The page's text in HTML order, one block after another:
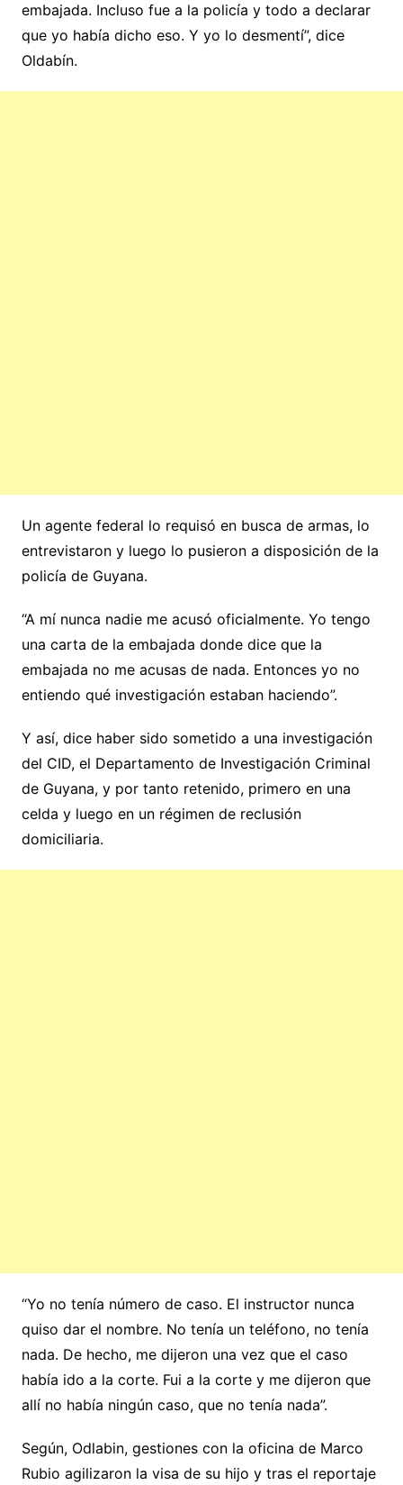
embajada. Incluso fue a la policía y todo a declarar
que yo había dicho eso. Y yo lo desmentí”, dice
Oldabín.
Un agente federal lo requisó en busca de armas, lo
entrevistaron y luego lo pusieron a disposición de la
policía de Guyana.
“A mí nunca nadie me acusó oficialmente. Yo tengo
una carta de la embajada donde dice que la
embajada no me acusas de nada. Entonces yo no
entiendo qué investigación estaban haciendo”.
Y así, dice haber sido sometido a una investigación
del CID, el Departamento de Investigación Criminal
de Guyana, y por tanto retenido, primero en una
celda y luego en un régimen de reclusión
domiciliaria.
“Yo no tenía número de caso. El instructor nunca
quiso dar el nombre. No tenía un teléfono, no tenía
nada. De hecho, me dijeron una vez que el caso
había ido a la corte. Fui a la corte y me dijeron que
allí no había ningún caso, que no tenía nada”.
Según, Odlabin, gestiones con la oficina de Marco
Rubio agilizaron la visa de su hijo y tras el reportaje